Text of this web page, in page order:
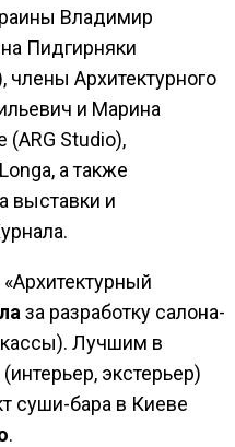
Владимир
Пидгирняки
члены Архитектурного
и Марина
(ARG Studio),
а также
выставки и
за разработку салона-
Лучшим в
экстерьер)
суши-бара в Киеве
.